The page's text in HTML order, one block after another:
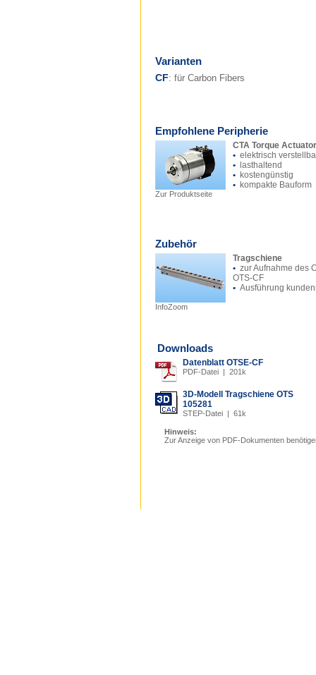
Varianten
CF: für Carbon Fibers
Empfohlene Peripherie
Zur Produktseite
CTA Torque Actuator
• elektrisch
• lasthaltend
• kostengünstig
• kompakte Bauform
Zubehör
InfoZoom
Tragschiene
• zur Aufnahme des
OTS-CF
• Ausführung
Downloads
Datenblatt OTSE-CF
PDF-Datei | 201k
3D-Modell Tragschiene OTS
105281
STEP-Datei | 61k
Hinweis:
Zur Anzeige von PDF-Dokumenten